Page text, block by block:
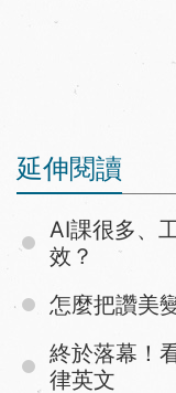
延伸閱讀
AI課很多、
效？
怎麼把讚美
終於落幕！
律英文